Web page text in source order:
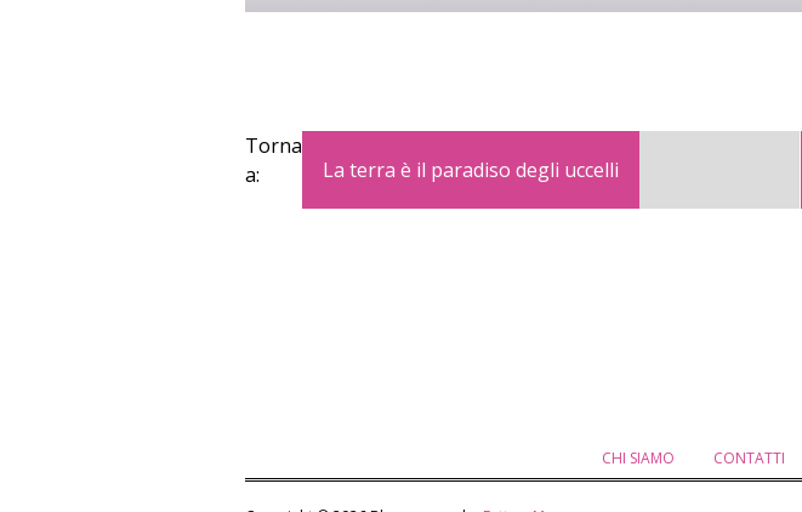
Torna
a:
La terra è il paradiso degli uccelli
CHI SIAMO CONTATTI